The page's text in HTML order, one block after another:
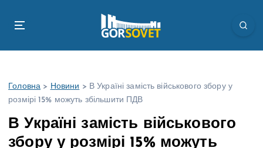
Головна > Новини > В Україні замість військового збору у
розмірі 15% можуть збільшити ПДВ
В Україні замість військового
збору у розмірі 15% можуть